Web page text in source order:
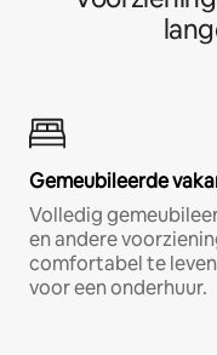
Gemeubileerde
Volledig
en andere
comfortabel te
voor een onderhuur.